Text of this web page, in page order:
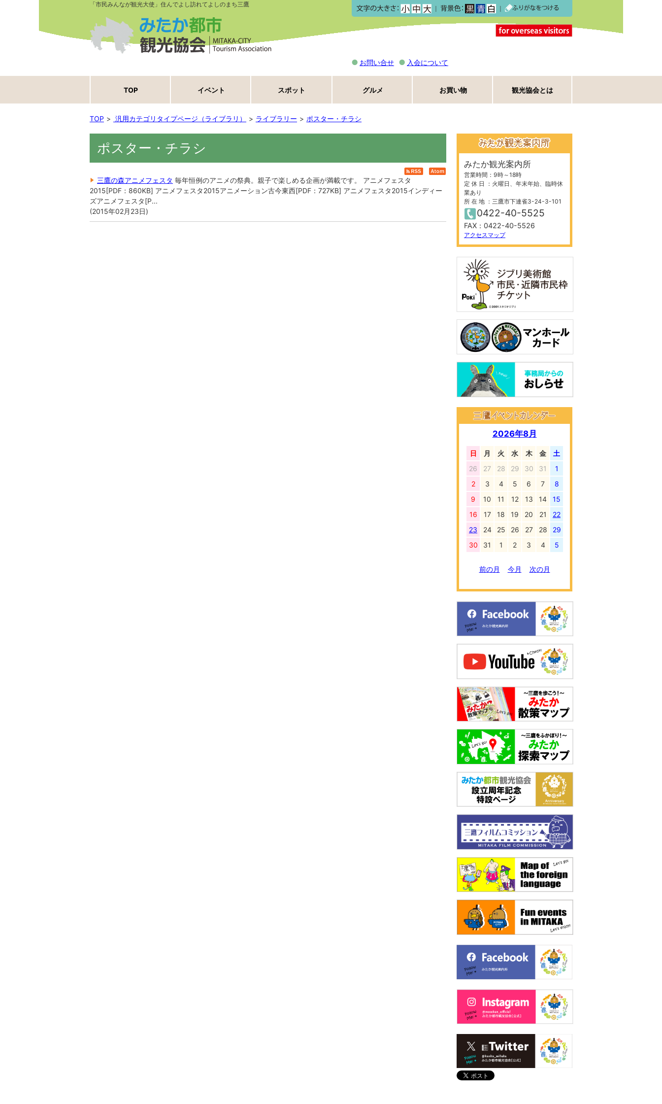
「市民みんなが観光大使」住んでよし訪れてよしのまち三鷹
｜ ｜
お問い合せ 入会について
TOP イベント スポット グルメ お買い物 観光協会とは
TOP 汎用カテゴリタイプページ（ライブラリ） ライブラリー ポスター・チラシ
ポスター・チラシ
RSS
Atom
三鷹の森アニメフェスタ 毎年恒例のアニメの祭典。親子で楽しめる企画が満載です。 アニメフェスタ
2015[PDF：860KB] アニメフェスタ2015アニメーション古今東西[PDF：727KB] アニメフェスタ2015インディー
ズアニメフェスタ[P...
(2015年02月23日)
みたか観光案内所
営業時間：9時～18時
定 休 日 ：火曜日、年末年始、臨時休
業あり
所 在 地 ：三鷹市下連雀3-24-3-101
0422-40-5525
FAX：0422-40-5526
アクセスマップ
2026年8月
日 月 火 水 木 金
土
26
27 28 29 30 31
1
2
3 4 5 6 7
8
9
10 11 12 13 14
15
16
17 18 19 20 21
22
23
24 25 26 27 28
29
30
31 1 2 3 4 5
前の月 今月 次の月